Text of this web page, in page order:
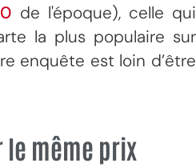
de l'époque), celle qui
la plus populaire sur
enquête est loin d’être
le même prix